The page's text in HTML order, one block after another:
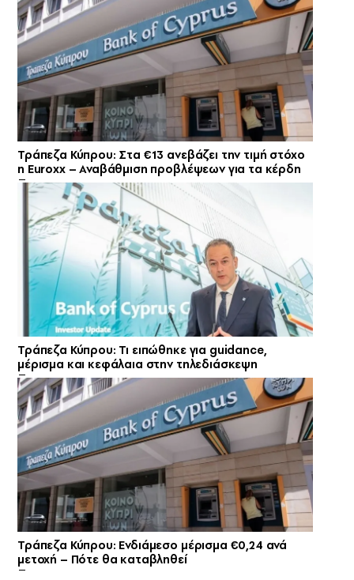
Τράπεζα Κύπρου: Στα €13 ανεβάζει την τιμή στόχο
η Euroxx – Αναβάθμιση προβλέψεων για τα κέρδη
Τράπεζα Κύπρου: Τι ειπώθηκε για guidance,
μέρισμα και κεφάλαια στην τηλεδιάσκεψη
Τράπεζα Κύπρου: Ενδιάμεσο μέρισμα €0,24 ανά
μετοχή – Πότε θα καταβληθεί